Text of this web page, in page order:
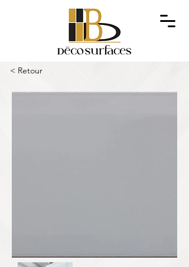
< Retour